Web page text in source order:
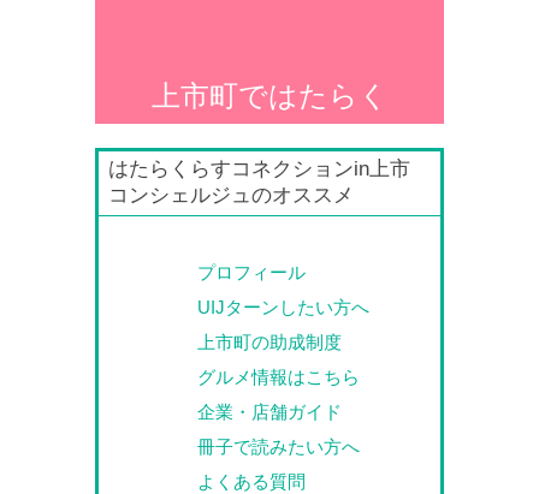
上市町ではたらく
はたらくらすコネクションin上市
コンシェルジュのオススメ
プロフィール
UIJターンしたい方へ
上市町の助成制度
グルメ情報はこちら
企業・店舗ガイド
冊子で読みたい方へ
よくある質問